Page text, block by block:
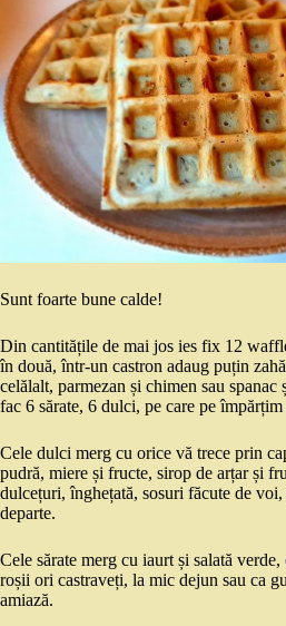
Sunt foarte bune calde!
Din cantitățile de mai jos ies fix 12
în două, într-un castron adaug puțin
celălalt, parmezan și chimen sau spanac
fac 6 sărate, 6 dulci, pe care pe
Cele dulci merg cu orice vă trece prin
pudră, miere și fructe, sirop de arțar și
dulcețuri, înghețată, sosuri făcute de
departe.
Cele sărate merg cu iaurt și salată
roșii ori castraveți, la mic dejun sau ca
amiază.